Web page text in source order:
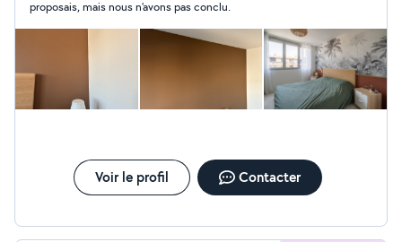
abordable. Merci
proposais, mais nous n'avons pas conclu.
Voir le profil Contacter